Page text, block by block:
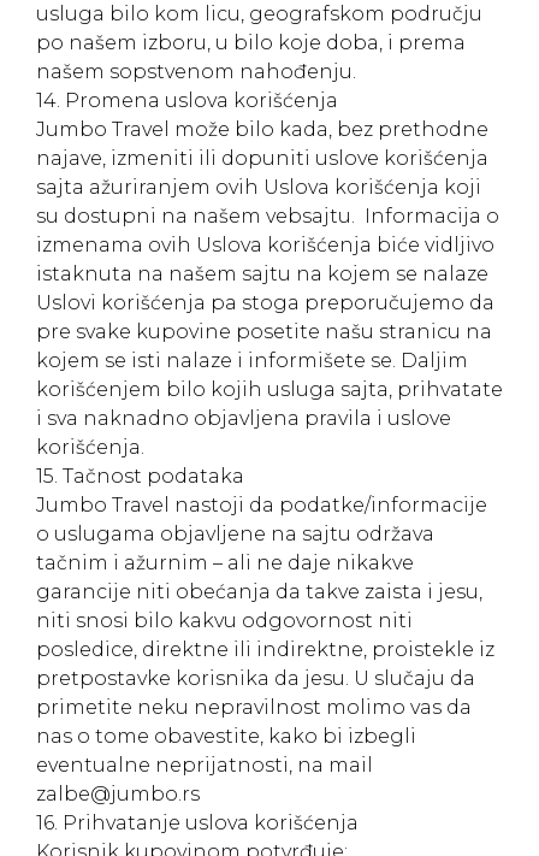
usluga bilo kom licu, geografskom području
po našem izboru, u bilo koje doba, i prema
našem sopstvenom nahođenju.
14. Promena uslova korišćenja
Jumbo Travel može bilo kada, bez prethodne
najave, izmeniti ili dopuniti uslove korišćenja
sajta ažuriranjem ovih Uslova korišćenja koji
su dostupni na našem vebsajtu. Informacija o
izmenama ovih Uslova korišćenja biće vidljivo
istaknuta na našem sajtu na kojem se nalaze
Uslovi korišćenja pa stoga preporučujemo da
pre svake kupovine posetite našu stranicu na
kojem se isti nalaze i informišete se. Daljim
korišćenjem bilo kojih usluga sajta, prihvatate
i sva naknadno objavljena pravila i uslove
korišćenja.
15. Tačnost podataka
Jumbo Travel nastoji da podatke/informacije
o uslugama objavljene na sajtu održava
tačnim i ažurnim – ali ne daje nikakve
garancije niti obećanja da takve zaista i jesu,
niti snosi bilo kakvu odgovornost niti
posledice, direktne ili indirektne, proistekle iz
pretpostavke korisnika da jesu. U slučaju da
primetite neku nepravilnost molimo vas da
nas o tome obavestite, kako bi izbegli
eventualne neprijatnosti, na mail
zalbe@jumbo.rs
16. Prihvatanje uslova korišćenja